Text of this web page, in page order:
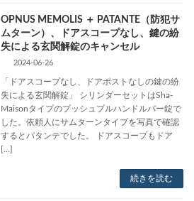
OPNUS MEMOLIS ＋ PATANTE（防犯サ
ムターン）、ドアスコープなし、鍵の紛
失による玄関解錠のキャンセル
2024-06-26
「ドアスコープなし、ドアポストなしの鍵の紛
失による玄関解錠」 シリンダーセットはSha-
Maisonタイプのプッシュプルハンドルバー錠で
した。依頼人にサムターンタイプを写真で確認
するとパタンテでした。 ドアスコープもドア
[…]
続きを読む